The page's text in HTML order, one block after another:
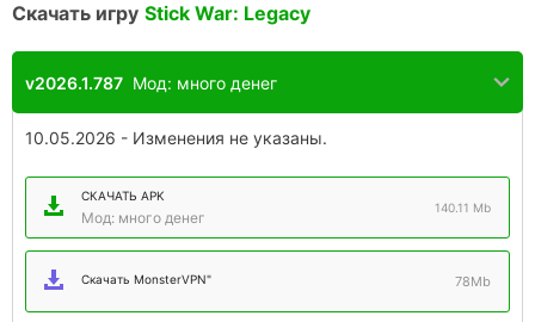
Скачать игру Stick War: Legacy
v2026.1.787 Мод: много денег
10.05.2026 - Изменения не указаны.
СКАЧАТЬ APK
Мод: много денег
140.11 Mb
Скачать MonsterVPN" 78Mb